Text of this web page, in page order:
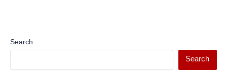
Search
Search